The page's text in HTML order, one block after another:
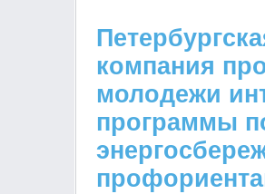
компания
молодежи
программы